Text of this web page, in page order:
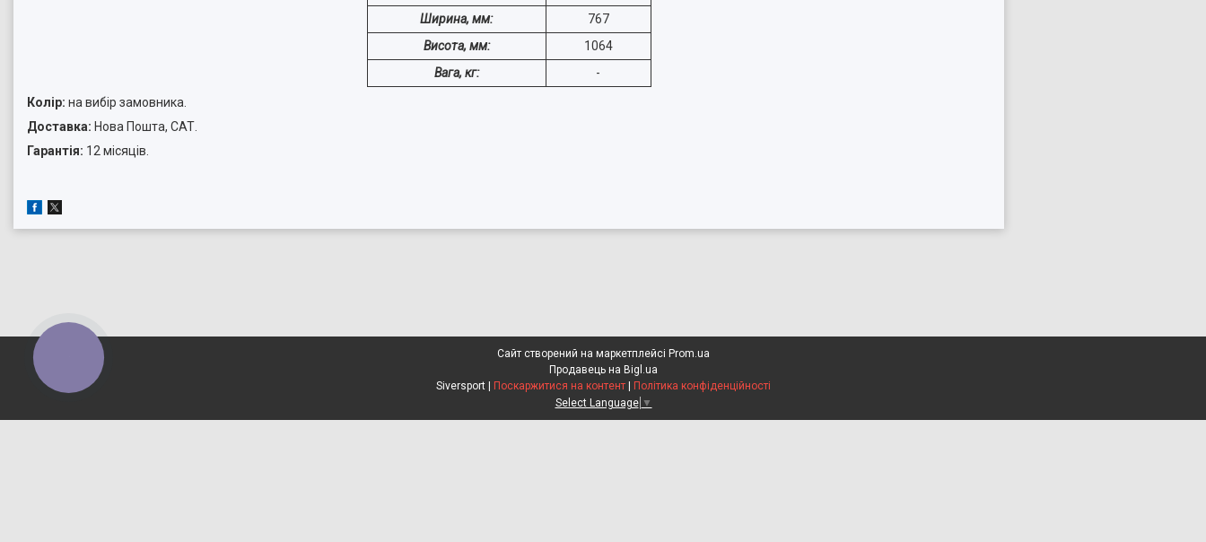
Ширина, мм:
767
Висота, мм:
1064
Вага, кг:
-
Колір: на вибір замовника.
Доставка: Нова Пошта, САТ.
Гарантія: 12 місяців.
Сайт створений на маркетплейсі Prom.ua
Продавець на Bigl.ua
Поскаржитися на контент
Політика конфіденційності
Select Language ▼